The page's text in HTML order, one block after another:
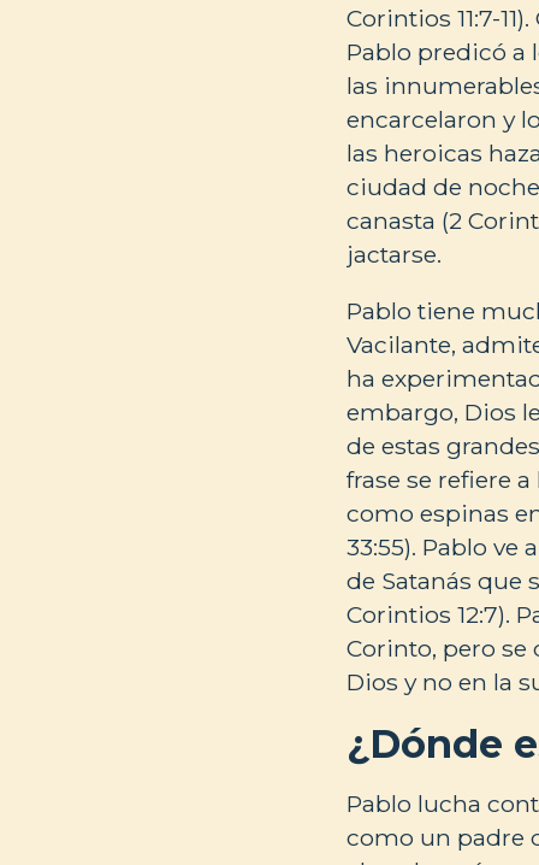
Corintios 11:7-
Pablo predicó a
las
encarcelaron y
las heroicas
ciudad de
canasta (2
jactarse.
Pablo tiene
Vacilante,
ha
embargo, Dios
de estas
frase se refiere
como espinas
33:55). Pablo ve
de Satanás que
Corintios 12:7).
Corinto, pero se
Dios y no en la
¿Dónde
Pablo lucha
como un padre